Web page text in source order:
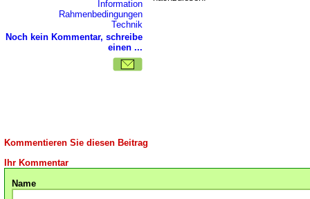
Information
Rahmenbedingungen
Technik
Noch kein Kommentar, schreibe
einen ...
Kommentieren Sie diesen Beitrag
Ihr Kommentar
Name